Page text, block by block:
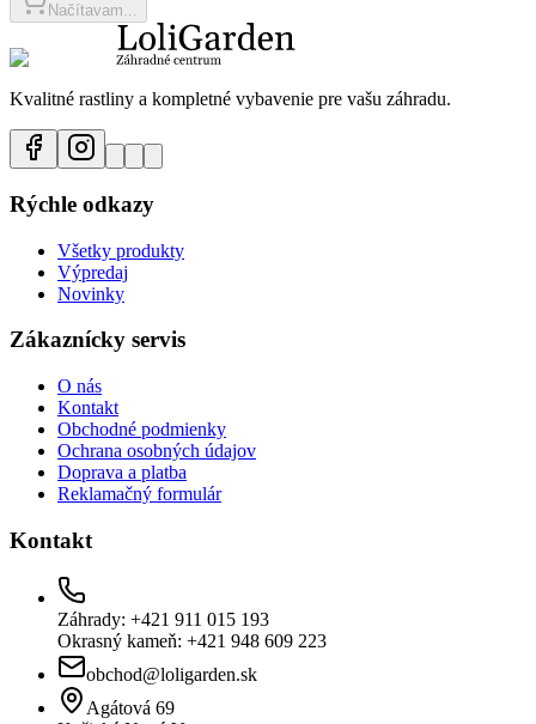
Načítavam...
Kvalitné rastliny a kompletné vybavenie pre vašu záhradu.
Rýchle odkazy
Všetky produkty
Výpredaj
Novinky
Zákaznícky servis
O nás
Kontakt
Obchodné podmienky
Ochrana osobných údajov
Doprava a platba
Reklamačný formulár
Kontakt
Záhrady: +421 911 015 193
Okrasný kameň: +421 948 609 223
obchod@loligarden.sk
Agátová 69